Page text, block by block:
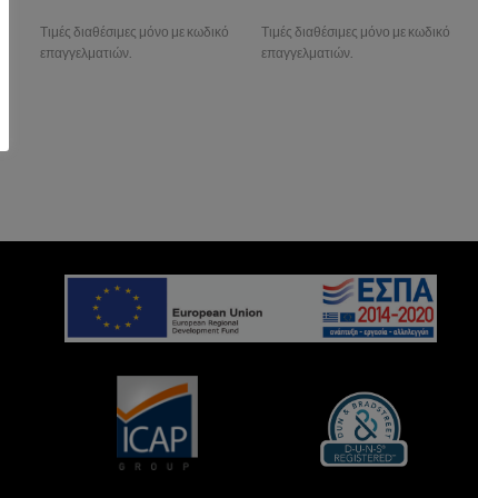
Τιμές διαθέσιμες μόνο με κωδικό
επαγγελματιών.
Τιμές διαθέσιμες μόνο με κωδικό
επαγγελματιών.